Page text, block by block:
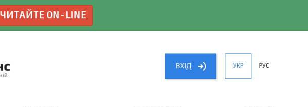
ЧИТАЙТЕ ON-LINE
ВХIД УКР РУС